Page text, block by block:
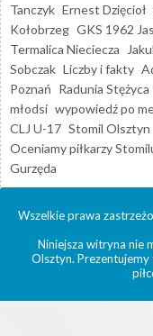
Tanczyk Ernest Dzięcioł
Kołobrzeg GKS 1962
Termalica Nieciecza
Sobczak Liczby i fakty
Poznań Radunia Stężyca
młodsi wypowiedź po
CLJ U-17 Stomil Olsztyn
Oceniamy piłkarzy
Gurzęda
Wszelkie prawa
Niniejsza witryna nie
Olsztyn.